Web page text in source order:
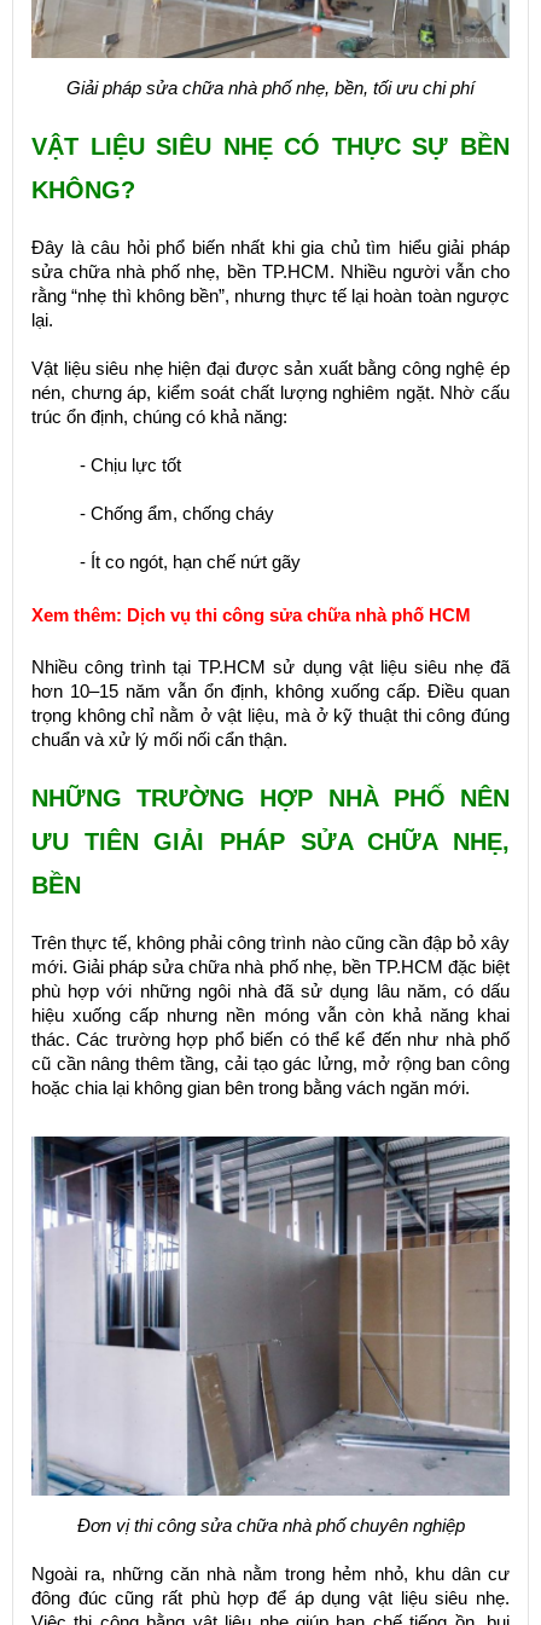
Giải pháp sửa chữa nhà phố nhẹ, bền, tối ưu chi phí
VẬT LIỆU SIÊU NHẸ CÓ THỰC SỰ BỀN
KHÔNG?
Đây là câu hỏi phổ biến nhất khi gia chủ tìm hiểu giải pháp
sửa chữa nhà phố nhẹ, bền TP.HCM. Nhiều người vẫn cho
rằng “nhẹ thì không bền”, nhưng thực tế lại hoàn toàn ngược
lại.
Vật liệu siêu nhẹ hiện đại được sản xuất bằng công nghệ ép
nén, chưng áp, kiểm soát chất lượng nghiêm ngặt. Nhờ cấu
trúc ổn định, chúng có khả năng:
- Chịu lực tốt
- Chống ẩm, chống cháy
- Ít co ngót, hạn chế nứt gãy
Xem thêm: Dịch vụ thi công sửa chữa nhà phố HCM
Nhiều công trình tại TP.HCM sử dụng vật liệu siêu nhẹ đã
hơn 10–15 năm vẫn ổn định, không xuống cấp. Điều quan
trọng không chỉ nằm ở vật liệu, mà ở kỹ thuật thi công đúng
chuẩn và xử lý mối nối cẩn thận.
NHỮNG TRƯỜNG HỢP NHÀ PHỐ NÊN
ƯU TIÊN GIẢI PHÁP SỬA CHỮA NHẸ,
BỀN
Trên thực tế, không phải công trình nào cũng cần đập bỏ xây
mới. Giải pháp sửa chữa nhà phố nhẹ, bền TP.HCM đặc biệt
phù hợp với những ngôi nhà đã sử dụng lâu năm, có dấu
hiệu xuống cấp nhưng nền móng vẫn còn khả năng khai
thác. Các trường hợp phổ biến có thể kể đến như nhà phố
cũ cần nâng thêm tầng, cải tạo gác lửng, mở rộng ban công
hoặc chia lại không gian bên trong bằng vách ngăn mới.
Đơn vị thi công sửa chữa nhà phố chuyên nghiệp
Ngoài ra, những căn nhà nằm trong hẻm nhỏ, khu dân cư
đông đúc cũng rất phù hợp để áp dụng vật liệu siêu nhẹ.